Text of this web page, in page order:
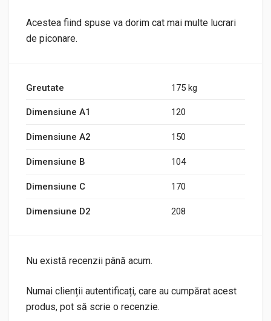
Acestea fiind spuse va dorim cat mai multe lucrari
de piconare.
Greutate 175 kg
Dimensiune A1 120
Dimensiune A2 150
Dimensiune B 104
Dimensiune C 170
Dimensiune D2 208
Nu există recenzii până acum.
Numai clienții autentificați, care au cumpărat acest
produs, pot să scrie o recenzie.